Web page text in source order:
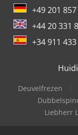
+49 201
+44 20 331
+34 911
Deuvelfrezen
Liebherr